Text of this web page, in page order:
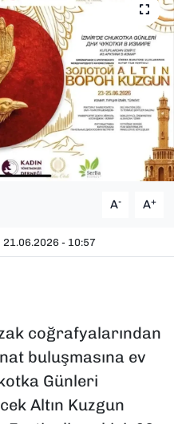
A- A+
21.06.2026 - 10:57
coğrafyalarından
buluşmasına ev
Günleri
Altın Kuzgun